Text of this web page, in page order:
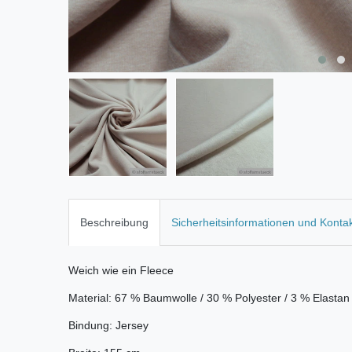
Beschreibung Sicherheitsinformationen und
Weich wie ein Fleece
Material: 67 % Baumwolle / 30 % Polyester / 3 % Elastan
Bindung: Jersey